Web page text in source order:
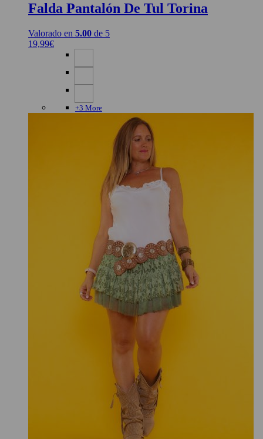
Falda Pantalón De Tul Torina
Valorado en 5.00 de 5
19,99€
+3 More